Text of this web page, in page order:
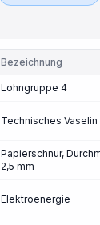
Bezeichnung
Lohngruppe 4
Technisches Vaselin
Papierschnur,
2,5 mm
Elektroenergie